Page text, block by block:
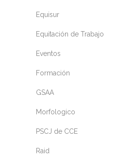
Equisur
Equitación de Trabajo
Eventos
Formación
GSAA
Morfologico
PSCJ de CCE
Raid